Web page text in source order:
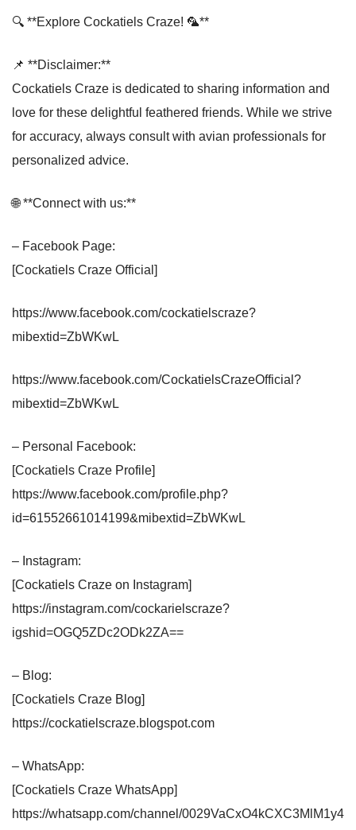
🔍 **Explore Cockatiels Craze! 🦜**
📌 **Disclaimer:**
Cockatiels Craze is dedicated to sharing information and
love for these delightful feathered friends. While we strive
for accuracy, always consult with avian professionals for
personalized advice.
🌐 **Connect with us:**
– Facebook Page:
[Cockatiels Craze Official]
https://www.facebook.com/cockatielscraze?
mibextid=ZbWKwL
https://www.facebook.com/CockatielsCrazeOfficial?
mibextid=ZbWKwL
– Personal Facebook:
[Cockatiels Craze Profile]
https://www.facebook.com/profile.php?
id=61552661014199&mibextid=ZbWKwL
– Instagram:
[Cockatiels Craze on Instagram]
https://instagram.com/cockarielscraze?
igshid=OGQ5ZDc2ODk2ZA==
– Blog:
[Cockatiels Craze Blog]
https://cockatielscraze.blogspot.com
– WhatsApp:
[Cockatiels Craze WhatsApp]
https://whatsapp.com/channel/0029VaCxO4kCXC3MlM1y4